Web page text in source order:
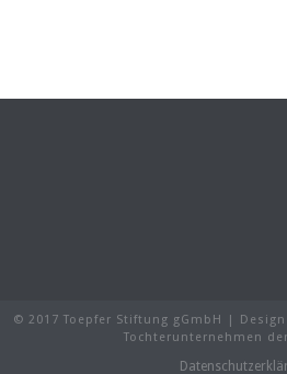
© 2017 Toepfer Stiftung gGmbH |
Tochterunternehmen der